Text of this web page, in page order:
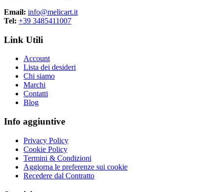
Email: info@melicart.it
Tel: +39 3485411007
Link Utili
Account
Lista dei desideri
Chi siamo
Marchi
Contatti
Blog
Info aggiuntive
Privacy Policy
Cookie Policy
Termini & Condizioni
Aggiorna le preferenze sui cookie
Recedere dal Contratto